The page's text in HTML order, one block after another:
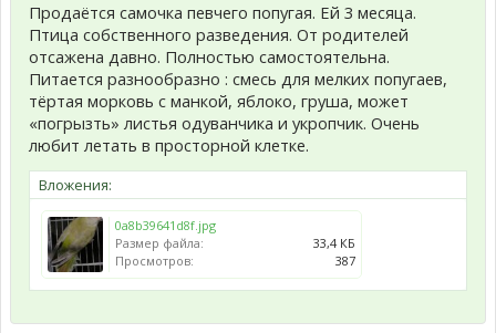
Продаётся самочка певчего попугая. Ей 3 месяца.
Птица собственного разведения. От родителей
отсажена давно. Полностью самостоятельна.
Питается разнообразно : смесь для мелких попугаев,
тёртая морковь с манкой, яблоко, груша, может
«погрызть» листья одуванчика и укропчик. Очень
любит летать в просторной клетке.
Вложения:
0a8b39641d8f.jpg
Размер файла:
33,4 КБ
Просмотров:
387